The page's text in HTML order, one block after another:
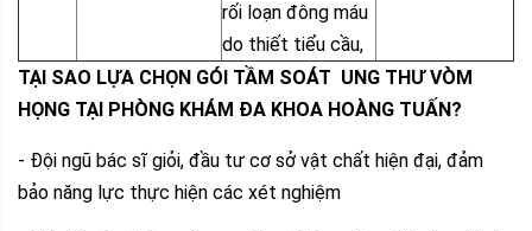
rối loạn đông máu
do thiết tiểu cầu,
TẠI SAO LỰA CHỌN GÓI TẦM SOÁT UNG THƯ VÒM
HỌNG TẠI PHÒNG KHÁM ĐA KHOA HOÀNG TUẤN?
- Đội ngũ bác sĩ giỏi, đầu tư cơ sở vật chất hiện đại, đảm
bảo năng lực thực hiện các xét nghiệm